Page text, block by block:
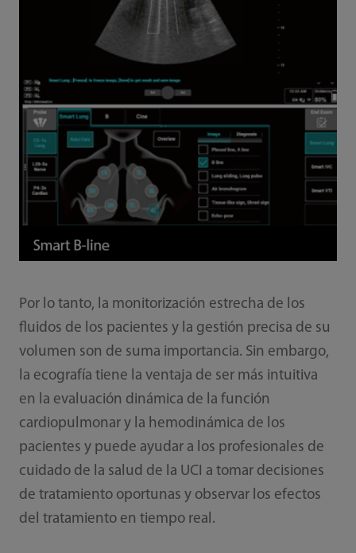
Por lo tanto, la monitorización estrecha de los
fluidos de los pacientes y la gestión precisa de su
volumen son de suma importancia. Sin embargo,
la ecografía tiene la ventaja de ser más intuitiva
en la evaluación dinámica de la función
cardiopulmonar y la hemodinámica de los
pacientes y puede ayudar a los profesionales de
cuidado de la salud de la UCI a tomar decisiones
de tratamiento oportunas y observar los efectos
del tratamiento en tiempo real.